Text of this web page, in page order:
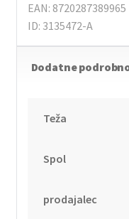
EAN: 8720287389965
ID: 3135472-A
Dodatne
Teža
Spol
prodajalec